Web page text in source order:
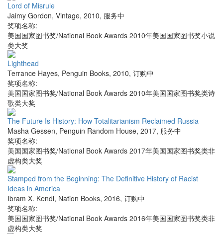
Lord of Misrule
Jaimy Gordon, Vintage, 2010, 服务中
奖项名称:
美国国家图书奖/National Book Awards 2010年美国国家图书奖小说
类大奖
Lighthead
Terrance Hayes, Penguin Books, 2010, 订购中
奖项名称:
美国国家图书奖/National Book Awards 2010年美国国家图书奖类诗
歌类大奖
The Future Is History: How Totalitarianism Reclaimed Russia
Masha Gessen, Penguin Random House, 2017, 服务中
奖项名称:
美国国家图书奖/National Book Awards 2017年美国国家图书奖类非
虚构类大奖
Stamped from the Beginning: The Definitive History of Racist
Ideas in America
Ibram X. Kendi, Nation Books, 2016, 订购中
奖项名称:
美国国家图书奖/National Book Awards 2016年美国国家图书奖类非
虚构类大奖